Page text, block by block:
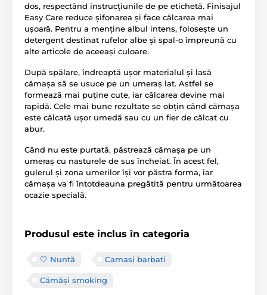
dos, respectând instrucțiunile de pe etichetă. Finisajul
Easy Care reduce șifonarea și face călcarea mai
ușoară. Pentru a menține albul intens, folosește un
detergent destinat rufelor albe și spal-o împreună cu
alte articole de aceeași culoare.
După spălare, îndreaptă ușor materialul și lasă
cămașa să se usuce pe un umeraș lat. Astfel se
formează mai puține cute, iar călcarea devine mai
rapidă. Cele mai bune rezultate se obțin când cămașa
este călcată ușor umedă sau cu un fier de călcat cu
abur.
Când nu este purtată, păstrează cămașa pe un
umeraș cu nasturele de sus încheiat. În acest fel,
gulerul și zona umerilor își vor păstra forma, iar
cămașa va fi întotdeauna pregătită pentru următoarea
ocazie specială.
Produsul este inclus în categoria
🤍 Nuntă Camasi barbati
Cămăși smoking